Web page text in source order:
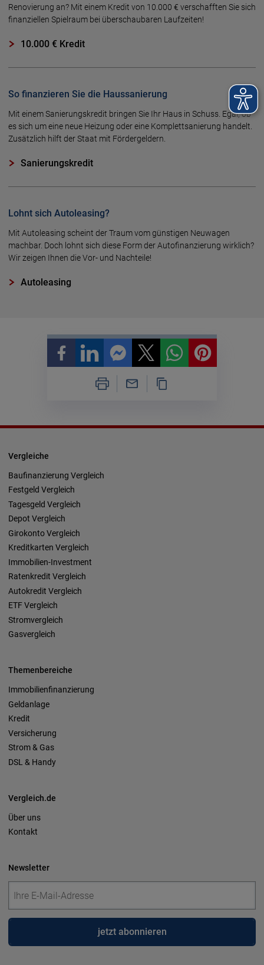
Renovierung an? Mit einem Kredit von 10.000 € verschafften Sie sich
finanziellen Spielraum bei überschaubaren Laufzeiten!
10.000 € Kredit
So finanzieren Sie die Haussanierung
Mit einem Sanierungs­kredit bringen Sie Ihr Haus in Schuss. Egal, ob
es sich um eine neue Hei­zung oder eine Komplett­sa­nie­rung han­delt.
Zu­sätz­lich hilft der Staat mit Förder­geldern.
Sanierungskredit
Lohnt sich Autoleasing?
Mit Autoleasing scheint der Traum vom günstigen Neuwagen
machbar. Doch lohnt sich diese Form der Autofinanzierung wirklich?
Wir zeigen Ihnen die Vor- und Nachteile!
Autoleasing
Vergleiche
Baufinanzierung Vergleich
Festgeld Vergleich
Tagesgeld Vergleich
Depot Vergleich
Girokonto Vergleich
Kreditkarten Vergleich
Immobilien-Investment
Ratenkredit Vergleich
Autokredit Vergleich
ETF Vergleich
Stromvergleich
Gasvergleich
Themenbereiche
Immobilienfinanzierung
Geldanlage
Kredit
Versicherung
Strom & Gas
DSL & Handy
Vergleich.de
Über uns
Kontakt
Newsletter
jetzt abonnieren